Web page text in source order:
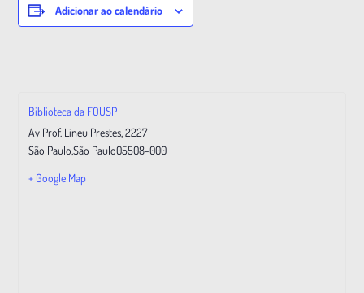
Adicionar ao calendário
Biblioteca da FOUSP
Av Prof. Lineu Prestes, 2227
São Paulo,São Paulo05508-000
+ Google Map